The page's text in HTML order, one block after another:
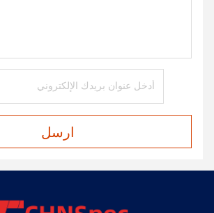
ارسل